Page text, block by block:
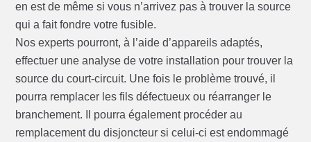
en est de même si vous n’arrivez pas à trouver la source
qui a fait fondre votre fusible.
Nos experts pourront, à l’aide d’appareils adaptés,
effectuer une analyse de votre installation pour trouver la
source du court-circuit. Une fois le problème trouvé, il
pourra remplacer les fils défectueux ou réarranger le
branchement. Il pourra également procéder au
remplacement du disjoncteur si celui-ci est endommagé